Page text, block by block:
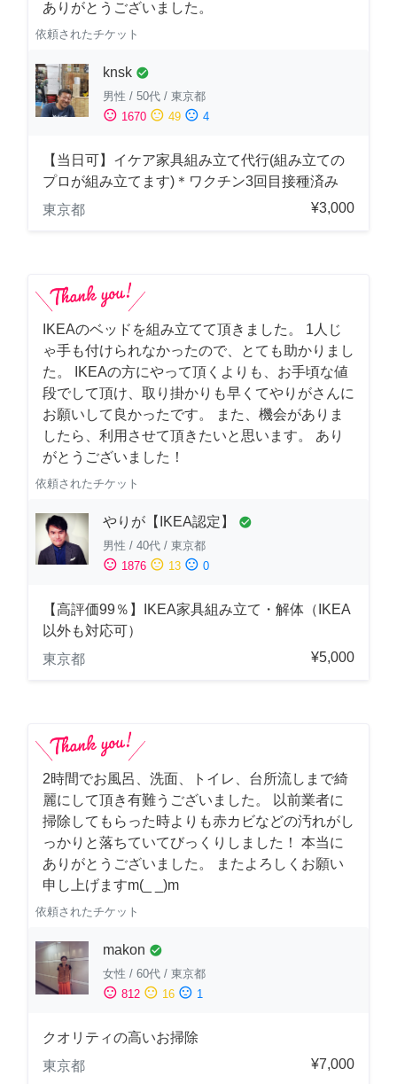
ありがとうございました。
依頼されたチケット
knsk check_circle
男性 / 50代 / 東京都
sentiment_satisfied 1670 sentiment_neutral 49 sentiment_dissatisfied 4
【当日可】イケア家具組み立て代行(組み立ての
プロが組み立てます)＊ワクチン3回目接種済み
東京都
¥3,000
IKEAのベッドを組み立てて頂きました。 1人じ
ゃ手も付けられなかったので、とても助かりまし
た。 IKEAの方にやって頂くよりも、お手頃な値
段でして頂け、取り掛かりも早くてやりがさんに
お願いして良かったです。 また、機会がありま
したら、利用させて頂きたいと思います。 あり
がとうございました！
依頼されたチケット
やりが【IKEA認定】 check_circle
男性 / 40代 / 東京都
sentiment_satisfied 1876 sentiment_neutral 13 sentiment_dissatisfied 0
【高評価99％】IKEA家具組み立て・解体（IKEA
以外も対応可）
東京都
¥5,000
2時間でお風呂、洗面、トイレ、台所流しまで綺
麗にして頂き有難うございました。 以前業者に
掃除してもらった時よりも赤カビなどの汚れがし
っかりと落ちていてびっくりしました！ 本当に
ありがとうございました。 またよろしくお願い
申し上げますm(_ _)m
依頼されたチケット
makon check_circle
女性 / 60代 / 東京都
sentiment_satisfied 812 sentiment_neutral 16 sentiment_dissatisfied 1
クオリティの高いお掃除
東京都
¥7,000